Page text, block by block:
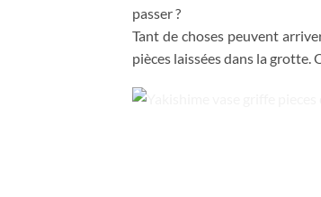
passer ?
Tant de choses peuvent
pièces laissées dans la grotte.